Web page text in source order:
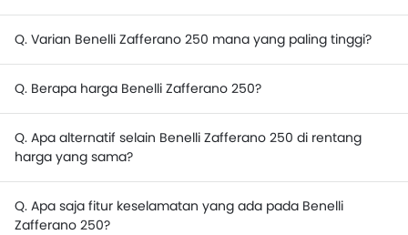
Q. Varian Benelli Zafferano 250 mana yang paling tinggi?
Q. Berapa harga Benelli Zafferano 250?
Q. Apa alternatif selain Benelli Zafferano 250 di rentang
harga yang sama?
Q. Apa saja fitur keselamatan yang ada pada Benelli
Zafferano 250?